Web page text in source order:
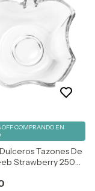
Tazones De
Strawberry 250
OFFCOMPRANDO EN